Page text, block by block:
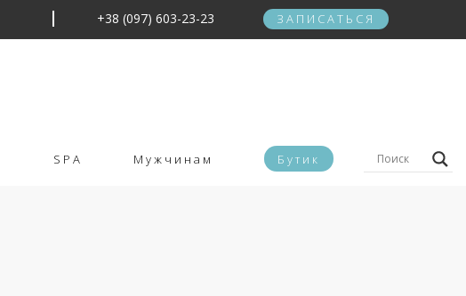
+38 (097) 603-23-23 ЗАПИСАТЬСЯ
SPA Мужчинам Бутик